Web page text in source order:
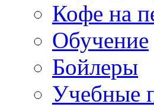
Кофе на
Обучение
Бойлеры
Учебные